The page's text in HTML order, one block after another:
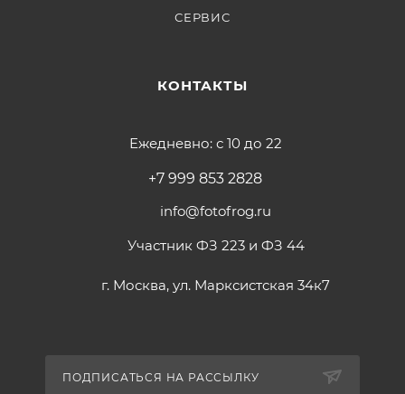
СЕРВИС
КОНТАКТЫ
Ежедневно: с 10 до 22
+7 999 853 2828
info@fotofrog.ru
Участник ФЗ 223 и ФЗ 44
г. Москва, ул. Марксистская 34к7
ПОДПИСАТЬСЯ НА РАССЫЛКУ